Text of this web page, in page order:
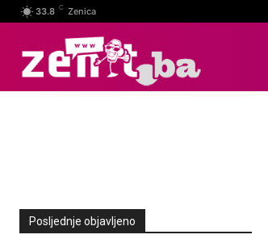
33.8 C Zenica
Posljednje objavljeno